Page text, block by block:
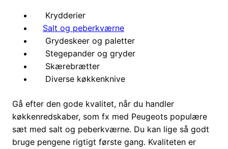
Krydderier
Salt og peberkværne
Grydeskeer og paletter
Stegepander og gryder
Skærebrætter
Diverse køkkenknive
Gå efter den gode kvalitet, når du handler
køkkenredskaber, som fx med Peugeots populære
sæt med salt og peberkværne. Du kan lige så godt
bruge pengene rigtigt første gang. Kvaliteten er